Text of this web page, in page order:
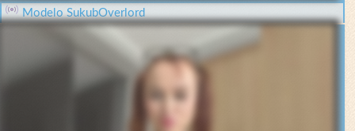
Modelo SukubOverlord